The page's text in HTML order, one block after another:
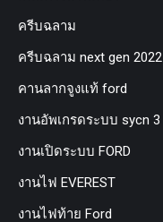
ครีบฉลาม
ครีบฉลาม next gen 2022
คานลากจูงแท้ ford
งานอัพเกรดระบบ sycn 3
งานเปิดระบบ FORD
งานไฟ EVEREST
งานไฟท้าย Ford